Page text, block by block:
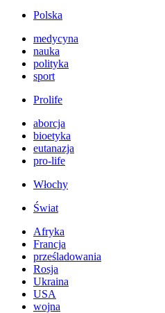
Polska
medycyna
nauka
polityka
sport
Prolife
aborcja
bioetyka
eutanazja
pro-life
Włochy
Świat
Afryka
Francja
prześladowania
Rosja
Ukraina
USA
wojna